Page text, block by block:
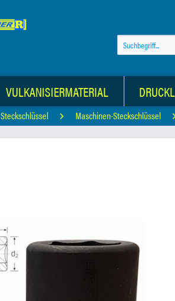
VULKANISIERMATERIAL
Steckschlüssel Maschinen-Steckschlüssel